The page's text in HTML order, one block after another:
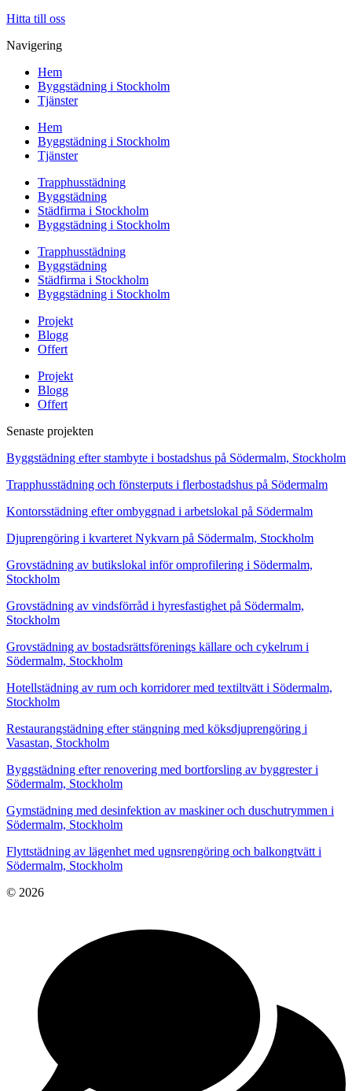
Hitta till oss
Navigering
Hem
Byggstädning i Stockholm
Tjänster
Hem
Byggstädning i Stockholm
Tjänster
Trapphusstädning
Byggstädning
Städfirma i Stockholm
Byggstädning i Stockholm
Trapphusstädning
Byggstädning
Städfirma i Stockholm
Byggstädning i Stockholm
Projekt
Blogg
Offert
Projekt
Blogg
Offert
Senaste projekten
Byggstädning efter stambyte i bostadshus på Södermalm, Stockholm
Trapphusstädning och fönsterputs i flerbostadshus på Södermalm
Kontorsstädning efter ombyggnad i arbetslokal på Södermalm
Djuprengöring i kvarteret Nykvarn på Södermalm, Stockholm
Grovstädning av butikslokal inför omprofilering i Södermalm,
Stockholm
Grovstädning av vindsförråd i hyresfastighet på Södermalm,
Stockholm
Grovstädning av bostadsrättsförenings källare och cykelrum i
Södermalm, Stockholm
Hotellstädning av rum och korridorer med textiltvätt i Södermalm,
Stockholm
Restaurangstädning efter stängning med köksdjuprengöring i
Vasastan, Stockholm
Byggstädning efter renovering med bortforsling av byggrester i
Södermalm, Stockholm
Gymstädning med desinfektion av maskiner och duschutrymmen i
Södermalm, Stockholm
Flyttstädning av lägenhet med ugnsrengöring och balkongtvätt i
Södermalm, Stockholm
© 2026